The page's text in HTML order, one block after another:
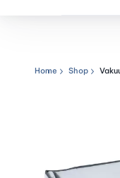
Home Shop